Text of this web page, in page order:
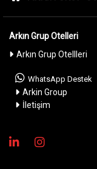
Arkın Grup Otelleri
Arkın Grup Otellleri
WhatsApp Destek
Arkin Group
İletişim